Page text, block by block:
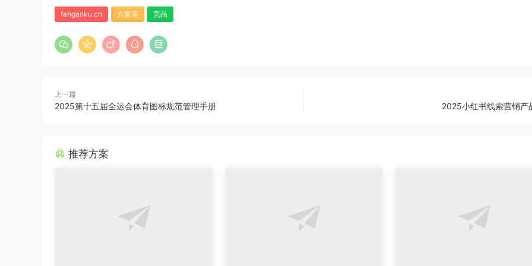
fanganku.cn 方案库 竞品
上一篇
2025第十五届全运会体育图标规范管理手册 2025小红书线索营销产
推荐方案